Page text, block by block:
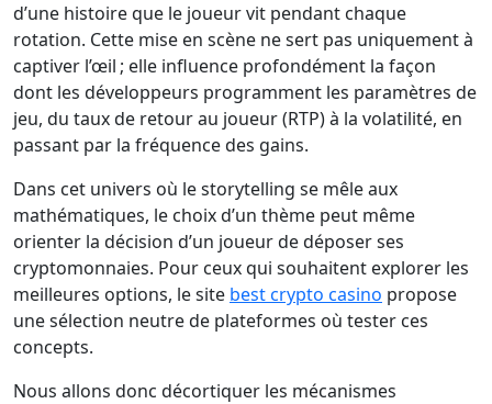
d’une histoire que le joueur vit pendant chaque
rotation. Cette mise en scène ne sert pas uniquement à
captiver l’œil ; elle influence profondément la façon
dont les développeurs programment les paramètres de
jeu, du taux de retour au joueur (RTP) à la volatilité, en
passant par la fréquence des gains.
Dans cet univers où le storytelling se mêle aux
mathématiques, le choix d’un thème peut même
orienter la décision d’un joueur de déposer ses
cryptomonnaies. Pour ceux qui souhaitent explorer les
meilleures options, le site best crypto casino propose
une sélection neutre de plateformes où tester ces
concepts.
Nous allons donc décortiquer les mécanismes